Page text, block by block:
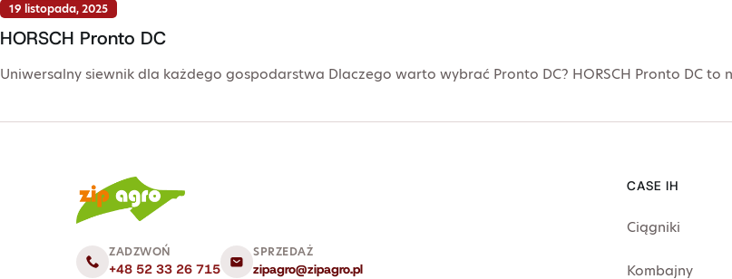
19 listopada, 2025
HORSCH Pronto DC
Uniwersalny siewnik dla każdego gospodarstwa Dlaczego warto wybrać Pronto DC? HORSCH Pronto DC
ZADZWOŃ
+48 52 33 26 715
SPRZEDAŻ
zipagro@zipagro.pl
CASE IH
Ciągniki
Kombajny